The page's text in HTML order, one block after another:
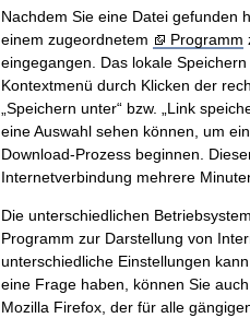
Nachdem Sie eine Datei gefunden
einem zugeordnetem
Programm
eingegangen. Das lokale
Kontextmenü durch Klicken der
„Speichern unter“ bzw. „Link
eine Auswahl sehen können, um
Download-Prozess beginnen.
Internetverbindung mehrere
Die unterschiedlichen
Programm zur Darstellung von
unterschiedliche Einstellungen
eine Frage haben, können Sie auch
Mozilla Firefox, der für alle